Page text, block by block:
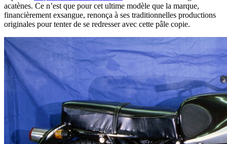
acatènes. Ce n’est que pour cet ultime modèle que la marque,
financièrement exsangue, renonça à ses traditionnelles productions
originales pour tenter de se redresser avec cette pâle copie.